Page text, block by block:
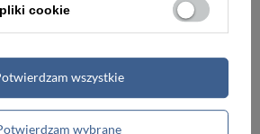
cookie
wybrane
wszystkie